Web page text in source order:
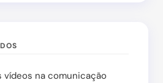
vídeos na comunicação